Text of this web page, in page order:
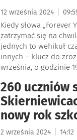
12 września 2024
Kiedy słowa
zatrzymać się na
jednych to wehikuł
innych – klucz do
września, o godzinie
260 uczniów
nowy rok
2 września 2024 14:12